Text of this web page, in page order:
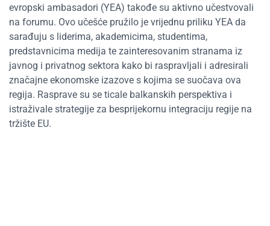
evropski ambasadori (YEA) takođe su aktivno učestvovali
na forumu. Ovo učešće pružilo je vrijednu priliku YEA da
sarađuju s liderima, akademicima, studentima,
predstavnicima medija te zainteresovanim stranama iz
javnog i privatnog sektora kako bi raspravljali i adresirali
značajne ekonomske izazove s kojima se suočava ova
regija. Rasprave su se ticale balkanskih perspektiva i
istraživale strategije za besprijekornu integraciju regije na
tržište EU.